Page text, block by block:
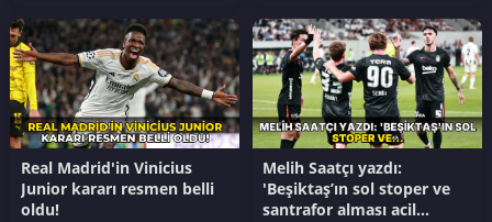
Real Madrid'in Vinicius
Junior kararı resmen belli
oldu!
Melih Saatçı yazdı:
'Beşiktaş’ın sol stoper ve
santrafor alması acil